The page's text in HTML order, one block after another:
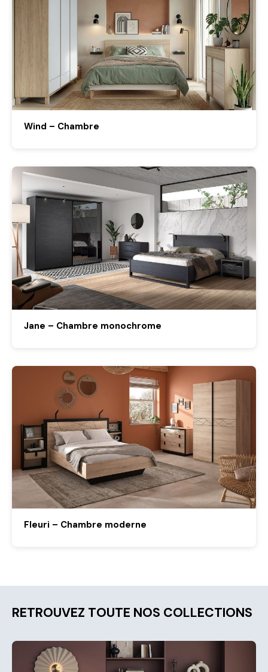
Wind – Chambre
Jane – Chambre monochrome
Fleuri – Chambre moderne
RETROUVEZ TOUTE NOS COLLECTIONS